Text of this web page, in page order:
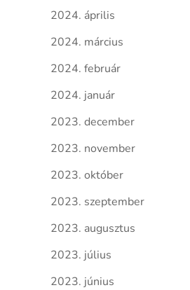
2024. április
2024. március
2024. február
2024. január
2023. december
2023. november
2023. október
2023. szeptember
2023. augusztus
2023. július
2023. június